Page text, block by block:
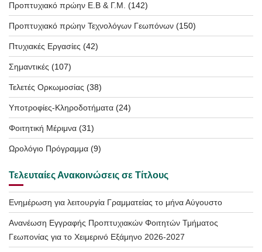
Προπτυχιακό πρώην Ε.Β & Γ.Μ. (142)
Προπτυχιακό πρώην Τεχνολόγων Γεωπόνων (150)
Πτυχιακές Εργασίες (42)
Σημαντικές (107)
Τελετές Ορκωμοσίας (38)
Υποτροφίες-Κληροδοτήματα (24)
Φοιτητική Μέριμνα (31)
Ωρολόγιο Πρόγραμμα (9)
Τελευταίες Ανακοινώσεις σε Τίτλους
Ενημέρωση για λειτουργία Γραμματείας το μήνα Αύγουστο
Ανανέωση Εγγραφής Προπτυχιακών Φοιτητών Τμήματος
Γεωπονίας για το Χειμερινό Εξάμηνο 2026-2027